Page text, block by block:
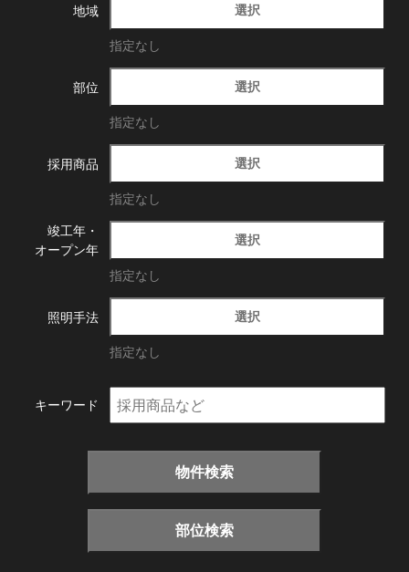
地域 選択
指定なし
部位 選択
指定なし
採用商品 選択
指定なし
竣工年・
オープン年
選択
指定なし
照明手法 選択
指定なし
キーワード
物件検索
部位検索